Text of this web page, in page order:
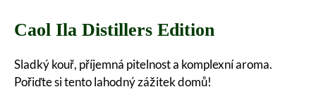
Caol Ila Distillers Edition
Sladký kouř, příjemná pitelnost a komplexní aroma.
Pořiďte si tento lahodný zážitek domů!